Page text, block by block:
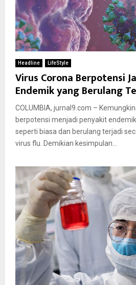
Headline LifeStyle
Virus Corona Berpotensi
Endemik yang Berulang
COLUMBIA, jurnal9.com –
berpotensi menjadi penyakit
seperti biasa dan berulang terjadi
virus flu. Demikian kesimpulan...